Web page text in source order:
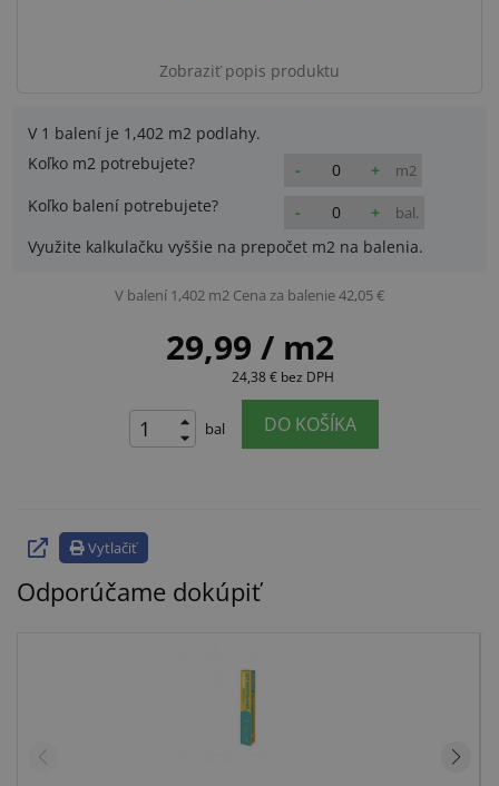
Zobraziť popis produktu
V 1 balení je 1,402 m2 podlahy.
Koľko m2 potrebujete?
- + m2
Koľko balení potrebujete? - + bal.
Využite kalkulačku vyššie na prepočet m2 na balenia.
V balení 1,402 m2 Cena za balenie 42,05 €
29,99 / m2
24,38 € bez DPH
bal DO KOŠÍKA
Vytlačiť
Odporúčame dokúpiť